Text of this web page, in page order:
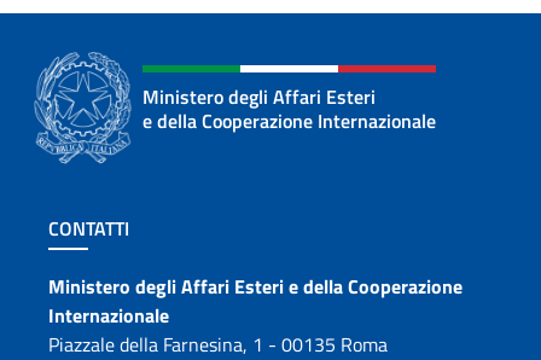
Ministero degli Affari Esteri
e della Cooperazione Internazionale
Sezione footer
CONTATTI
Contatti
Ministero degli Affari Esteri e della Cooperazione
Internazionale
Piazzale della Farnesina, 1 - 00135 Roma